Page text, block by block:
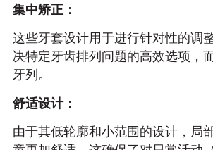
集中矫正：
这些牙套设计用于进行针对性的调
决特定牙齿排列问题的高效选项，
牙列。
舒适设计：
由于其低轮廓和小范围的设计，局